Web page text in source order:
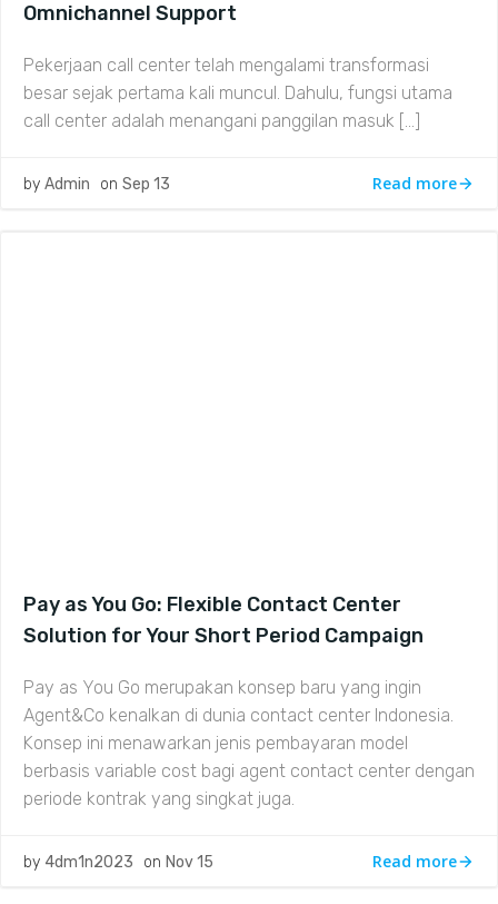
Omnichannel Support
Pekerjaan call center telah mengalami transformasi
besar sejak pertama kali muncul. Dahulu, fungsi utama
call center adalah menangani panggilan masuk […]
by Admin on Sep 13 Read more
Pay as You Go: Flexible Contact Center
Solution for Your Short Period Campaign
Pay as You Go merupakan konsep baru yang ingin
Agent&Co kenalkan di dunia contact center Indonesia.
Konsep ini menawarkan jenis pembayaran model
berbasis variable cost bagi agent contact center dengan
periode kontrak yang singkat juga.
by 4dm1n2023 on Nov 15 Read more